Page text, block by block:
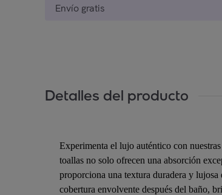
Envío gratis
Detalles del producto
Experimenta el lujo auténtico con
toallas no solo ofrecen una absorción
proporciona una textura duradera y
cobertura envolvente después del baño,